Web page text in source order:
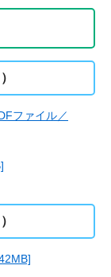
ファイル／